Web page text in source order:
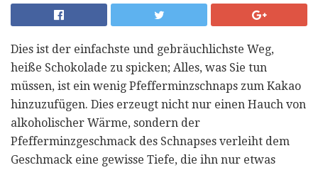
Dies ist der einfachste und gebräuchlichste Weg,
heiße Schokolade zu spicken; Alles, was Sie tun
müssen, ist ein wenig Pfefferminzschnaps zum Kakao
hinzuzufügen. Dies erzeugt nicht nur einen Hauch von
alkoholischer Wärme, sondern der
Pfefferminzgeschmack des Schnapses verleiht dem
Geschmack eine gewisse Tiefe, die ihn nur etwas